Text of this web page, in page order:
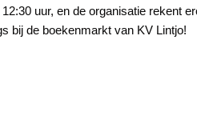
uur, en de organisatie rekent
bij de boekenmarkt van KV Lintjo!